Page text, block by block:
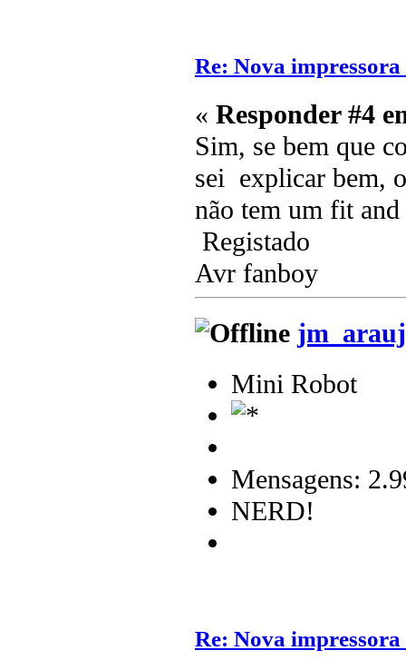
Re: Nova
« Responder #4
Sim, se bem que
sei explicar bem,
não tem um fit
Registado
Avr fanboy
Mini Robot
Mensagens:
NERD!
Re: Nova